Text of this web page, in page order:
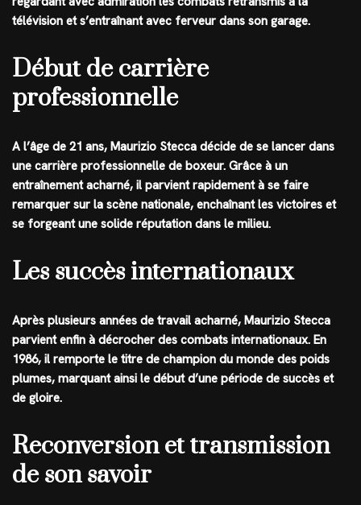
télévision et s’entraînant avec ferveur dans son garage.
Début de carrière
professionnelle
A l’âge de 21 ans, Maurizio Stecca décide de se lancer dans
une carrière professionnelle de boxeur. Grâce à un
entraînement acharné, il parvient rapidement à se faire
remarquer sur la scène nationale, enchaînant les victoires et
se forgeant une solide réputation dans le milieu.
Les succès internationaux
Après plusieurs années de travail acharné, Maurizio Stecca
parvient enfin à décrocher des combats internationaux. En
1986, il remporte le titre de champion du monde des poids
plumes, marquant ainsi le début d’une période de succès et
de gloire.
Reconversion et transmission
de son savoir